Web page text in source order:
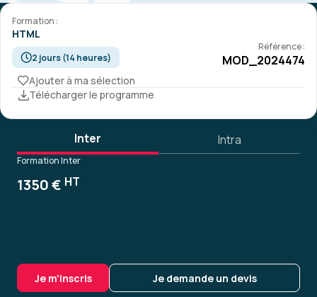
Formation :
HTML
2 jours (14 heures)
Référence :
MOD_2024474
Ajouter à ma sélection
Télécharger le programme
Inter Intra
Formation Inter
1350 € HT
Je m'inscris Je demande un devis